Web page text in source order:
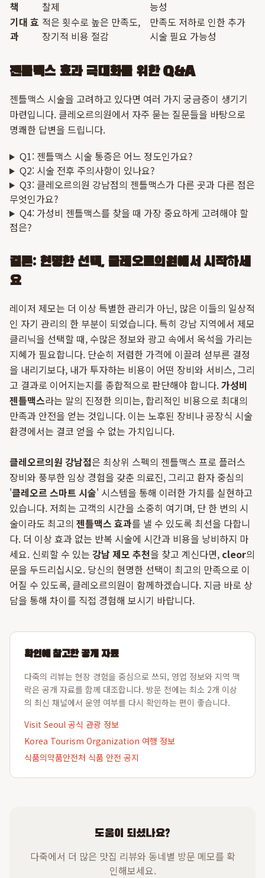
책 찰제
능성
기대 효
과
적은 횟수로 높은 만족도,
장기적 비용 절감
만족도 저하로 인한 추가
시술 필요 가능성
젠틀맥스 효과 극대화를 위한 Q&A
젠틀맥스 시술을 고려하고 있다면 여러 가지 궁금증이 생기기
마련입니다. 클레오르의원에서 자주 묻는 질문들을 바탕으로
명쾌한 답변을 드립니다.
Q1: 젠틀맥스 시술 통증은 어느 정도인가요?
Q2: 시술 전후 주의사항이 있나요?
Q3: 클레오르의원 강남점의 젠틀맥스가 다른 곳과 다른 점은
무엇인가요?
Q4: 가성비 젠틀맥스를 찾을 때 가장 중요하게 고려해야 할
점은?
결론: 현명한 선택, 클레오르의원에서 시작하세
요
레이저 제모는 더 이상 특별한 관리가 아닌, 많은 이들의 일상적
인 자기 관리의 한 부분이 되었습니다. 특히 강남 지역에서 제모
클리닉을 선택할 때, 수많은 정보와 광고 속에서 옥석을 가리는
지혜가 필요합니다. 단순히 저렴한 가격에 이끌려 섣부른 결정
을 내리기보다, 내가 투자하는 비용이 어떤 장비와 서비스, 그리
고 결과로 이어지는지를 종합적으로 판단해야 합니다.가성비
젠틀맥스라는 말의 진정한 의미는, 합리적인 비용으로 최대의
만족과 안전을 얻는 것입니다. 이는 노후된 장비나 공장식 시술
환경에서는 결코 얻을 수 없는 가치입니다.
클레오르의원 강남점은 최상위 스펙의 젠틀맥스 프로 플러스
장비와 풍부한 임상 경험을 갖춘 의료진, 그리고 환자 중심의
'클레오르 스마트 시술' 시스템을 통해 이러한 가치를 실현하고
있습니다. 저희는 고객의 시간을 소중히 여기며, 단 한 번의 시
술이라도 최고의 젠틀맥스 효과를 낼 수 있도록 최선을 다합니
다. 더 이상 효과 없는 반복 시술에 시간과 비용을 낭비하지 마
세요. 신뢰할 수 있는 강남 제모 추천을 찾고 계신다면, cleor의
문을 두드리십시오. 당신의 현명한 선택이 최고의 만족으로 이
어질 수 있도록, 클레오르의원이 함께하겠습니다. 지금 바로 상
담을 통해 차이를 직접 경험해 보시기 바랍니다.
확인에 참고한 공개 자료
다죽의 리뷰는 현장 경험을 중심으로 쓰되, 영업 정보와 지역 맥
락은 공개 자료를 함께 대조합니다. 방문 전에는 최소 2개 이상
의 최신 채널에서 운영 여부를 다시 확인하는 편이 좋습니다.
Visit Seoul 공식 관광 정보
Korea Tourism Organization 여행 정보
식품의약품안전처 식품 안전 공지
도움이 되셨나요?
다죽에서 더 많은 맛집 리뷰와 동네별 방문 메모를 확
인해보세요.